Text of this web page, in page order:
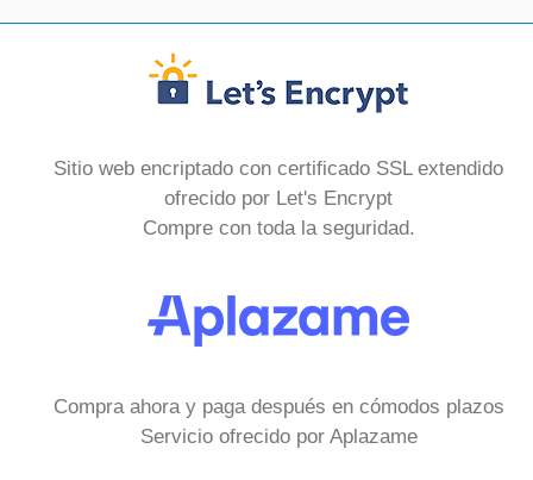
Sitio web encriptado con certificado SSL extendido
ofrecido por Let's Encrypt
Compre con toda la seguridad.
Compra ahora y paga después en cómodos plazos
Servicio ofrecido por Aplazame